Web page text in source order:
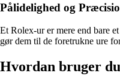
Pålidelighed og
Et Rolex-ur er mere end bare
gør dem til de foretrukne ure
Hvordan bruger